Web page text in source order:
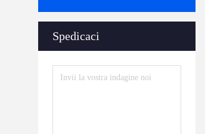
Spedicaci